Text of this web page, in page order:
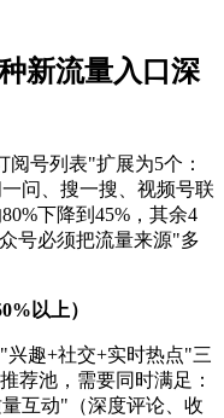
新流量入口深
号列表"扩展为5个：
问、搜一搜、视频号联
下降到45%，其余4
号必须把流量来源"多
以上）
趣+社交+实时热点"三
荐池，需要同时满足：
互动"（深度评论、收